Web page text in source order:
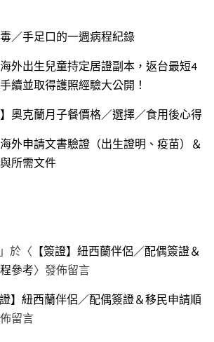
／手足口的一週病程紀錄
海外出生兒童持定居證副本，返台最短4
續並取得護照經驗大公開！
】奧克蘭月子餐價格／選擇／食用後心得
外申請文書驗證（出生證明、疫苗）＆
所需文件
」於〈 【簽證】紐西蘭伴侶／配偶簽證＆
參考〉發佈留言
證】紐西蘭伴侶／配偶簽證＆移民申請順
留言